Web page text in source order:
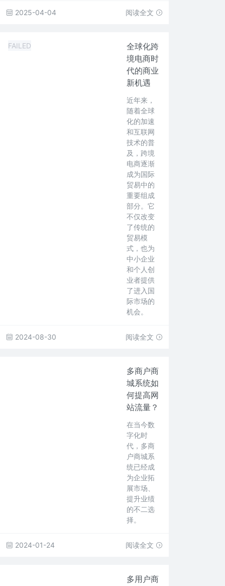
2025-04-04 阅读全文
FAILED
全球化跨
境电商时
代的商业
新机遇
近年来，
随着全球
化的加速
和互联网
技术的普
及，跨境
电商逐渐
成为国际
贸易中的
重要组成
部分。它
不仅改变
了传统的
贸易模
式，也为
中小企业
和个人创
业者提供
了进入国
际市场的
机会。
2024-08-30 阅读全文
多商户商
城系统如
何提高网
站流量？
在当今数
字化时
代，多商
户商城系
统已经成
为企业拓
展市场、
提升业绩
的不二选
择。
2024-01-24 阅读全文
多用户商